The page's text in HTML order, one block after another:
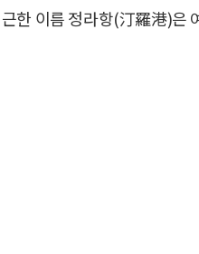
한 이름 정라항(汀羅港)은